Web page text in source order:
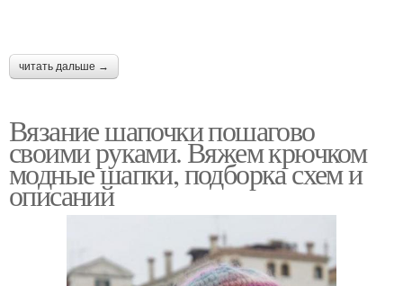
читать дальше →
Вязание шапочки пошагово
своими руками. Вяжем крючком
модные шапки, подборка схем и
описаний